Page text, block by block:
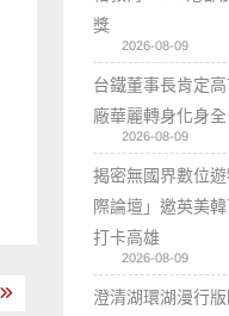
獎
2026-08-09
台鐵董事長肯定
廠華麗轉身化身
2026-08-09
揭密無國界數位
際論壇」邀英美
打卡高雄
2026-08-09
澄清湖環湖漫行